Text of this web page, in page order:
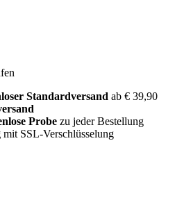
Standardversand ab € 39,90
Probe zu jeder Bestellung
mit SSL-Verschlüsselung